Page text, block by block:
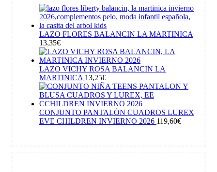
LAZO FLORES BALANCIN LA MARTINICA
13,35€
LAZO VICHY ROSA BALANCIN LA
MARTINICA 13,25€
CONJUNTO PANTALÓN CUADROS LUREX
EVE CHILDREN INVIERNO 2026 119,60€